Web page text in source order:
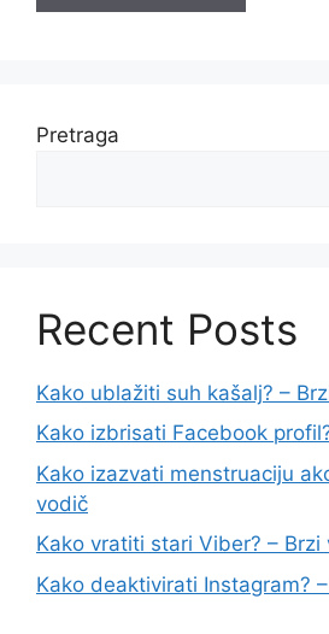
Pretraga
Recent Posts
Kako ublažiti suh kašalj? –
Kako izbrisati Facebook
Kako izazvati menstruaciju
vodič
Kako vratiti stari Viber? – Brzi
Kako deaktivirati Instagram?